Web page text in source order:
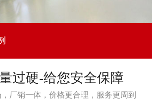
过硬-给您安全保障
厂销一体，价格更合理，服务更周到